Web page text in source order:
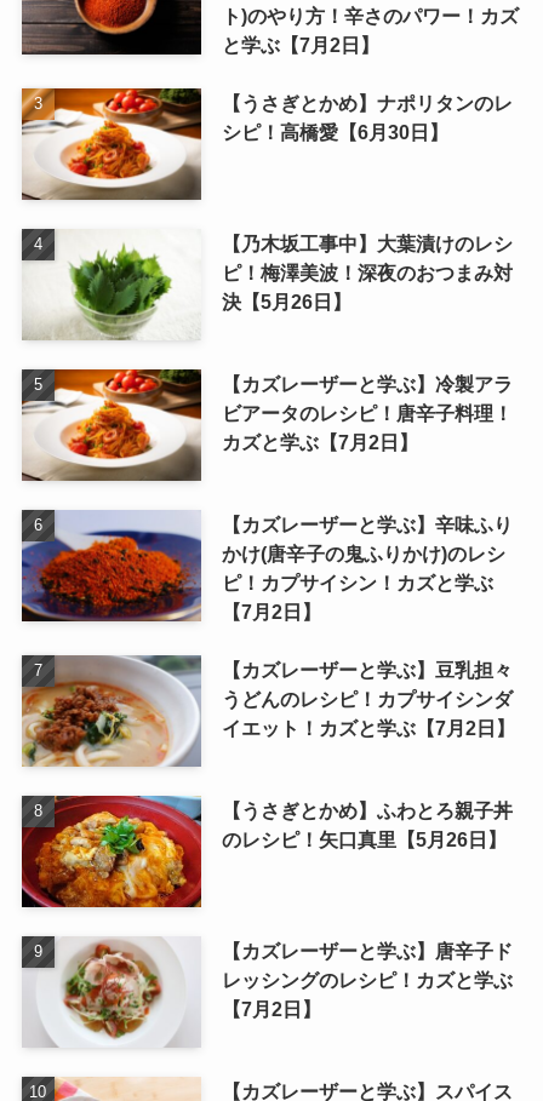
ト)のやり方！辛さのパワー！カズ
と学ぶ【7月2日】
【うさぎとかめ】ナポリタンのレ
シピ！高橋愛【6月30日】
【乃木坂工事中】大葉漬けのレシ
ピ！梅澤美波！深夜のおつまみ対
決【5月26日】
【カズレーザーと学ぶ】冷製アラ
ビアータのレシピ！唐辛子料理！
カズと学ぶ【7月2日】
【カズレーザーと学ぶ】辛味ふり
かけ(唐辛子の鬼ふりかけ)のレシ
ピ！カプサイシン！カズと学ぶ
【7月2日】
【カズレーザーと学ぶ】豆乳担々
うどんのレシピ！カプサイシンダ
イエット！カズと学ぶ【7月2日】
【うさぎとかめ】ふわとろ親子丼
のレシピ！矢口真里【5月26日】
【カズレーザーと学ぶ】唐辛子ド
レッシングのレシピ！カズと学ぶ
【7月2日】
【カズレーザーと学ぶ】スパイス